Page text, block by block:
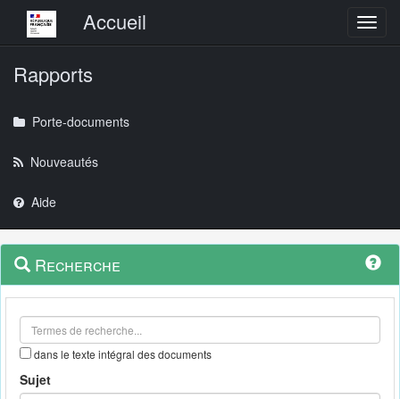
Menu principalAccueil
Rapports
Porte-documents
Nouveautés
Aide
Navigation
outils
Menu
contextuel
Recherche
dans le texte intégral des documents
Sujet